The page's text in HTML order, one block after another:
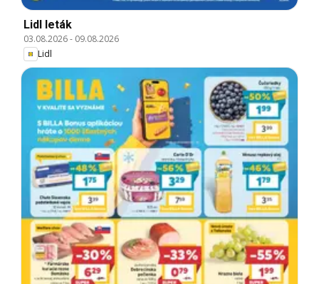
Lidl leták
03.08.2026- 09.08.2026
Lidl